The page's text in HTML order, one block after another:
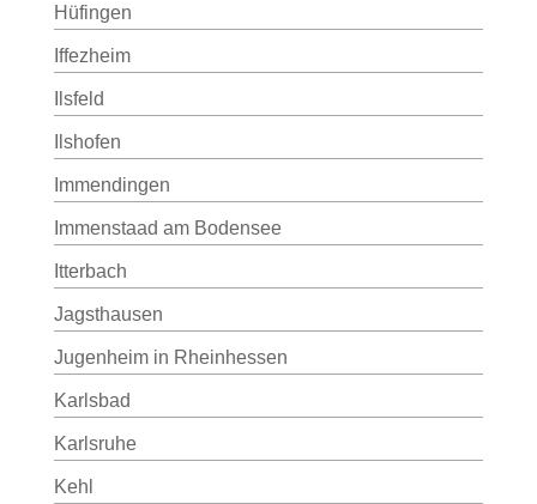
Hüfingen
Iffezheim
Ilsfeld
Ilshofen
Immendingen
Immenstaad am Bodensee
Itterbach
Jagsthausen
Jugenheim in Rheinhessen
Karlsbad
Karlsruhe
Kehl